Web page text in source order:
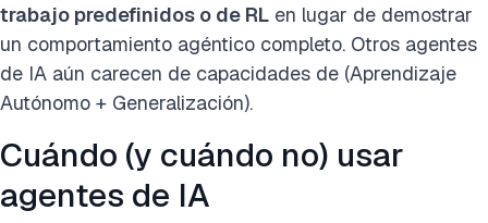
trabajo predefinidos o de RL en lugar de demostrar
un comportamiento agéntico completo. Otros agentes
de IA aún carecen de capacidades de (Aprendizaje
Autónomo + Generalización).
Cuándo (y cuándo no) usar
agentes de IA